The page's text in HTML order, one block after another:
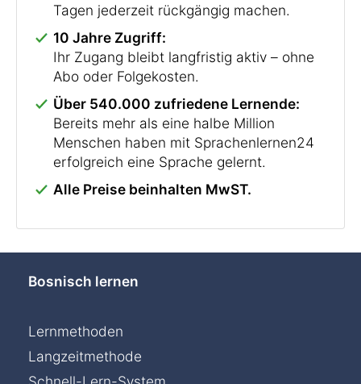
Tagen jederzeit rückgängig machen.
10 Jahre Zugriff:
Ihr Zugang bleibt langfristig aktiv – ohne
Abo oder Folgekosten.
Über 540.000 zufriedene Lernende:
Bereits mehr als eine halbe Million
Menschen haben mit Sprachenlernen24
erfolgreich eine Sprache gelernt.
Alle Preise beinhalten MwST.
Bosnisch lernen
Lernmethoden
Langzeitmethode